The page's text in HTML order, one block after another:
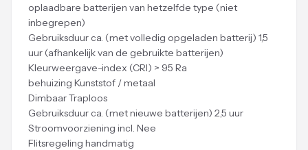
oplaadbare batterijen van hetzelfde type (niet
inbegrepen)
Gebruiksduur ca. (met volledig opgeladen batterij) 1,5
uur (afhankelijk van de gebruikte batterijen)
Kleurweergave-index (CRI) > 95 Ra
behuizing Kunststof / metaal
Dimbaar Traploos
Gebruiksduur ca. (met nieuwe batterijen) 2,5 uur
Stroomvoorziening incl. Nee
Flitsregeling handmatig